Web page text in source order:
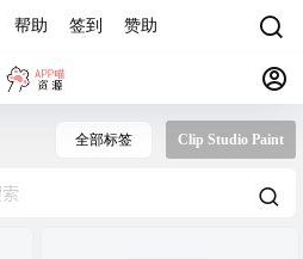
帮助 签到 赞助
全部标签 Clip Studio Paint